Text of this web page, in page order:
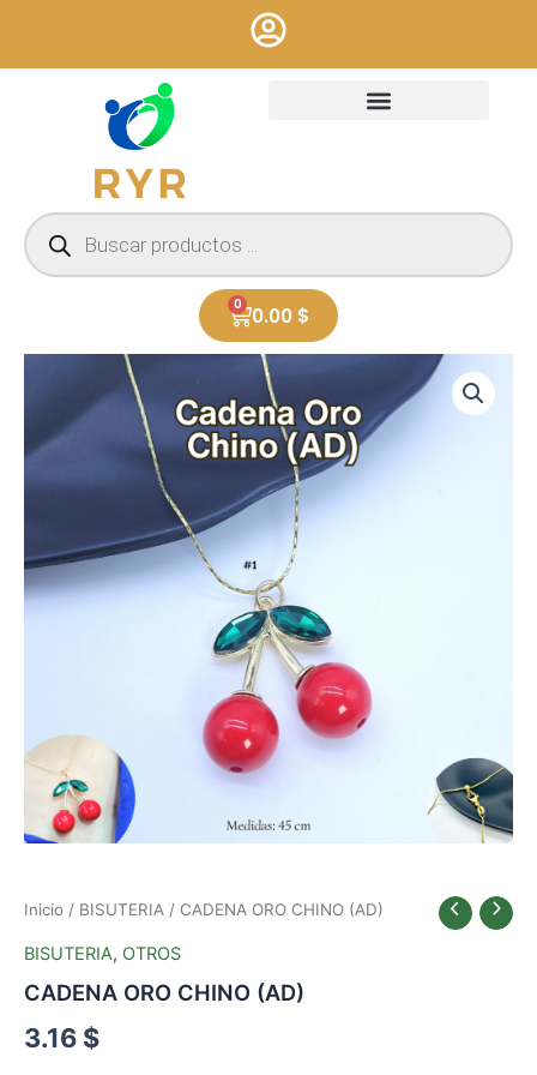
contenido
Búsqueda
de
productos
0.00 $
0
Cart
Inicio / BISUTERIA / CADENA ORO CHINO (AD)
BISUTERIA, OTROS
CADENA ORO CHINO (AD)
3.16 $
(AD)
-
#1